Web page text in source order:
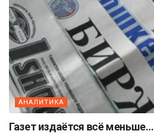
АНАЛИТИКА
Газет издаётся всё меньше…